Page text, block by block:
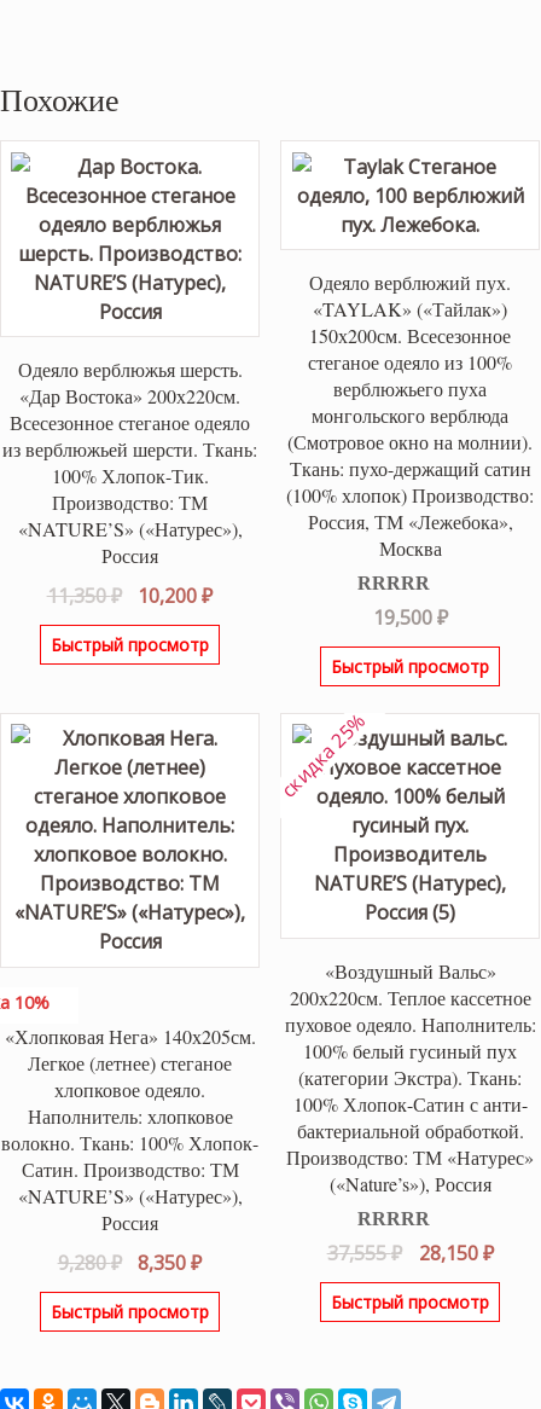
Похожие
Одеяло верблюжья шерсть.
«Дар Востока» 200х220см.
Всесезонное стеганое одеяло
из верблюжьей шерсти. Ткань:
100% Хлопок-Тик.
Производство: ТМ
«NATURE’S» («Натурес»),
Россия
11,350₽
Первоначальная
цена
составляла
10,200₽Текущая
цена:
Быстрый просмотр
Одеяло верблюжий пух.
«TAYLAK» («Тайлак»)
150х200см. Всесезонное
стеганое одеяло из 100%
верблюжьего пуха
монгольского верблюда
(Смотровое окно на молнии).
Ткань: пухо-держащий сатин
(100% хлопок) Производство:
Россия, ТМ «Лежебока»,
Москва
Оценка5.00
из 5
19,500₽
Быстрый просмотр
10%
«Хлопковая Нега» 140х205см.
Легкое (летнее) стеганое
хлопковое одеяло.
Наполнитель: хлопковое
волокно. Ткань: 100% Хлопок-
Сатин. Производство: ТМ
«NATURE’S» («Натурес»),
Россия
9,280₽
Первоначальная
цена
составляла
8,350₽Текущая
цена:
8,350 ₽.
Быстрый просмотр
«Воздушный Вальс»
200х220см. Теплое кассетное
пуховое одеяло. Наполнитель:
100% белый гусиный пух
(категории Экстра). Ткань:
100% Хлопок-Сатин с анти-
бактериальной обработкой.
Производство: ТМ «Натурес»
(«Nature’s»), Россия
Оценка5.00
из 5
37,555₽
цена
составляла
28,150₽
Быстрый просмотр
скидка 25%